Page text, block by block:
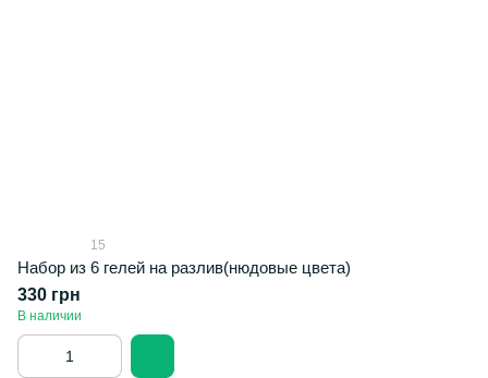
15
Набор из 6 гелей на разлив(нюдовые цвета)
330 грн
В наличии